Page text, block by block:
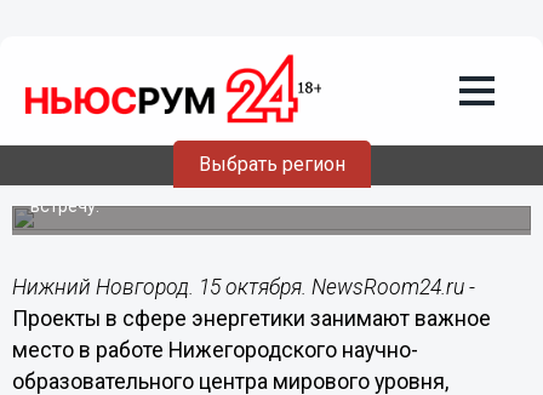
Выбрать регион
Нижегородская область и ПАО
«НОВАТЭК» продолжат
сотрудничество в энергетике
Глеб Никитин и Леонид Михельсон провели рабочую
встречу.
Нижний Новгород. 15 октября. NewsRoom24.ru -
Проекты в сфере энергетики занимают важное
место в работе Нижегородского научно-
образовательного центра мирового уровня,